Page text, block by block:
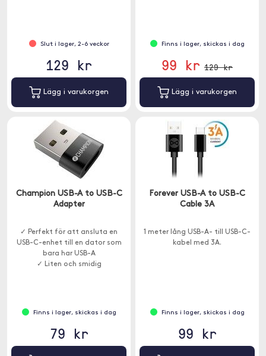
Slut i lager, 2-6 veckor
129 kr
Lägg i varukorgen
Finns i lager, skickas i dag
99 kr 129 kr
Lägg i varukorgen
Champion USB-A to USB-C
Adapter
✓ Perfekt för att ansluta en
USB-C-enhet till en dator som
bara har USB-A
✓ Liten och smidig
Finns i lager, skickas i dag
79 kr
Forever USB-A to USB-C
Cable 3A
1 meter lång USB-A- till USB-C-
kabel med 3A.
Finns i lager, skickas i dag
99 kr